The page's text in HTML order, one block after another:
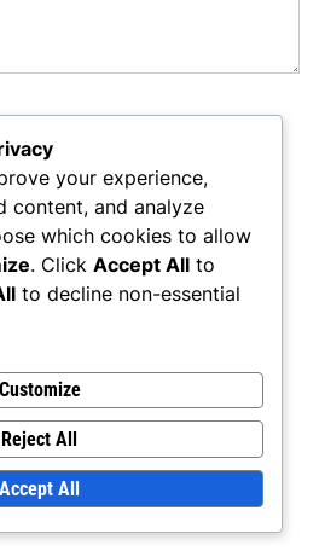
AND WEBSITE IN THIS
your experience,
content, and analyze
which cookies to allow
. Click Accept All to
to decline non-essential
Customize
Reject All
Accept All